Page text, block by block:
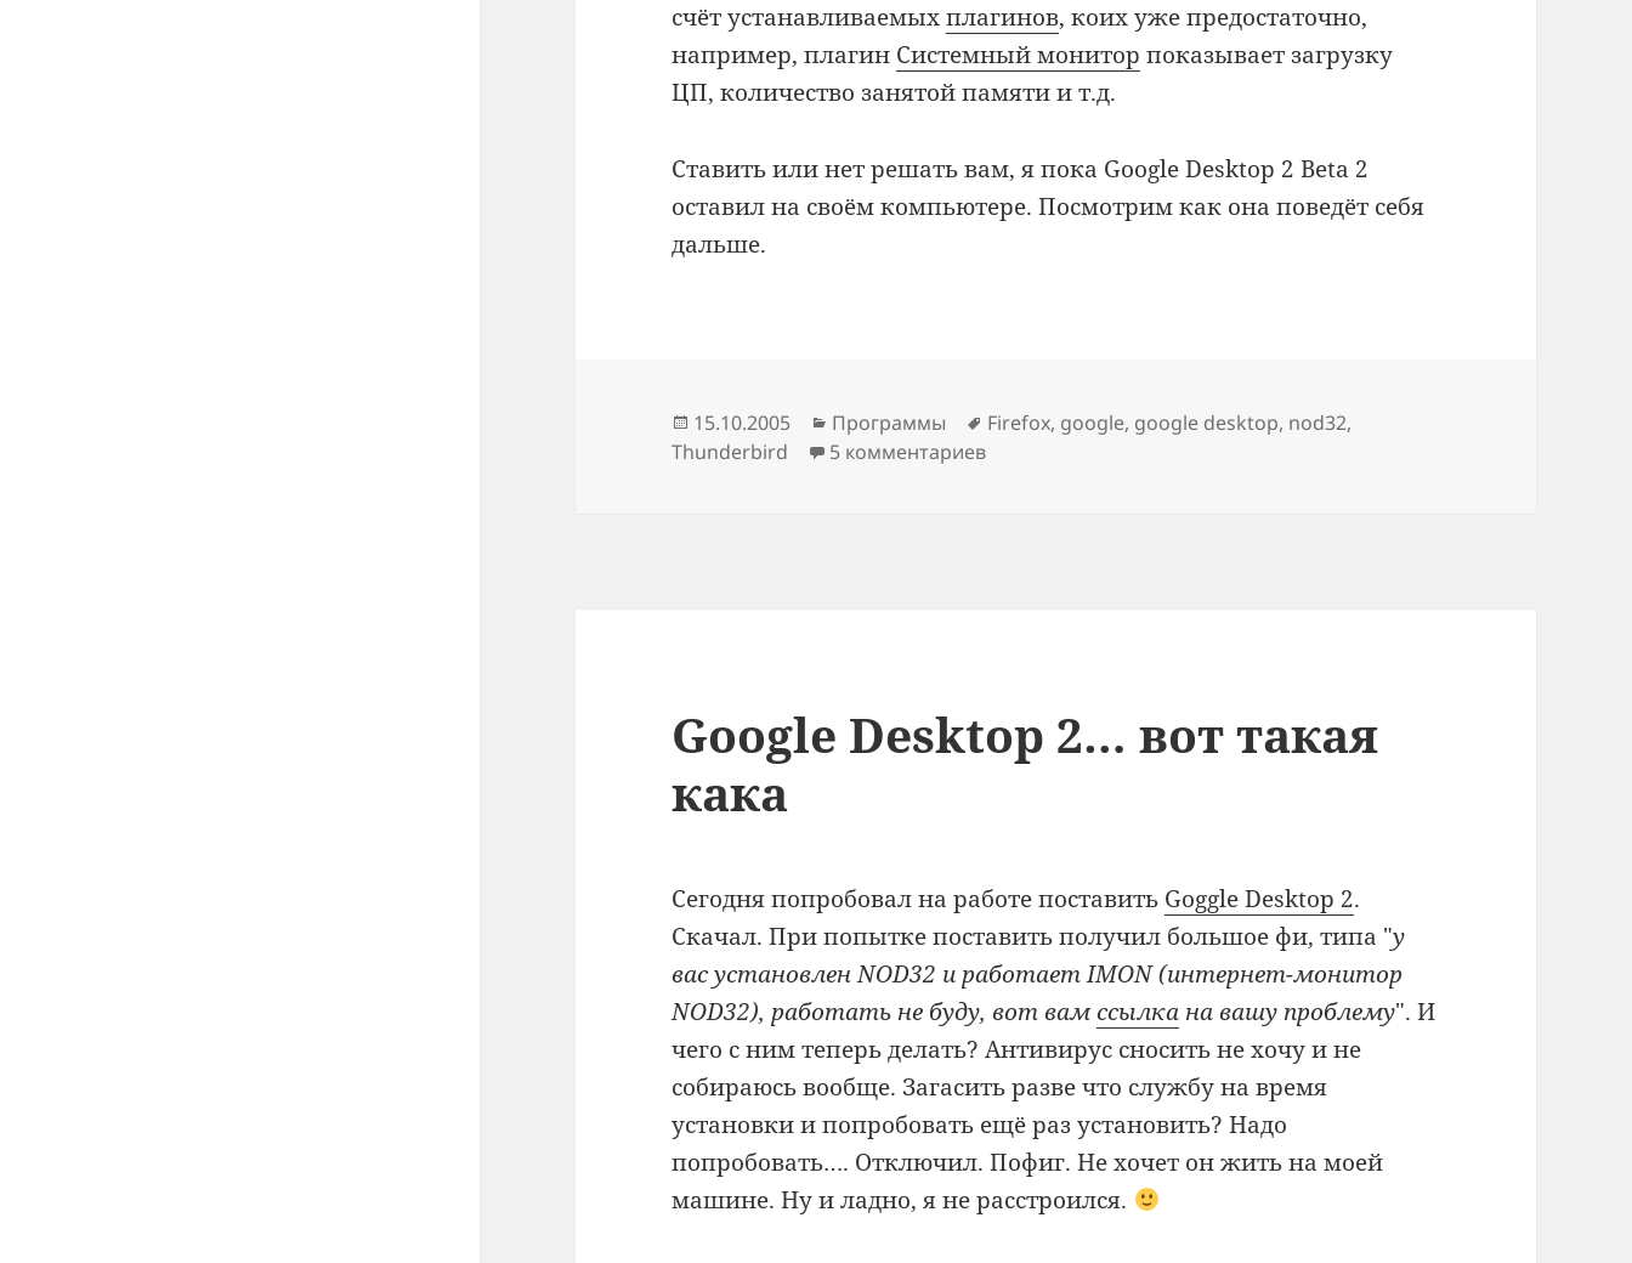
счёт устанавливаемыхплагинов, коих уже предостаточно,
например, плагин Системный монитор показывает загрузку
ЦП, количество занятой памяти и т.д.
Ставить или нет решать вам, я пока Google Desktop 2 Beta 2
оставил на своём компьютере. Посмотрим как она поведёт себя
дальше.
Опубликовано
15.10.2005 Рубрики
Программы Метки
Firefox, google, google desktop, nod32,
Thunderbird
5 комментариев
Google Desktop 2… вот такая
кака
Сегодня попробовал на работе поставить Goggle Desktop 2.
Скачал. При попытке поставить получил большое фи, типа "у
вас установлен NOD32 и работает IMON (интернет-монитор
NOD32), работать не буду, вот вамссылка на вашу проблему". И
чего с ним теперь делать? Антивирус сносить не хочу и не
собираюсь вообще. Загасить разве что службу на время
установки и попробовать ещё раз установить? Надо
попробовать…. Отключил. Пофиг. Не хочет он жить на моей
машине. Ну и ладно, я не расстроился.